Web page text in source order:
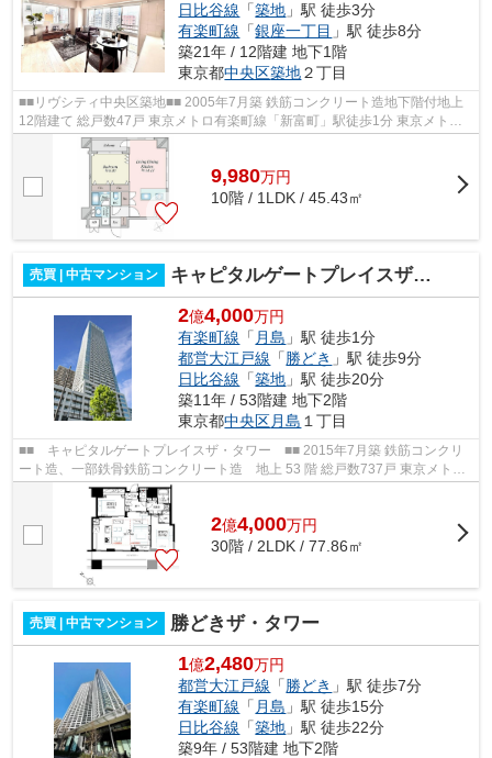
日比谷線 「築地 」駅 徒歩3分
有楽町線 「銀座一丁目 」駅 徒歩8分
築21年 / 12階建 地下1階
東京都中央区築地２丁目
■■リヴシティ中央区築地■■ 2005年7月築 鉄筋コンクリート造地下階付地上
12階建て 総戸数47戸 東京メトロ有楽町線「新富町」駅徒歩1分 東京メトロ
日比谷線「築地」駅徒歩3分 東京メト...
9,980万円
10階 / 1LDK / 45.43㎡
売買 | 中古マンション キャピタルゲートプレイスザタワー
2億4,000万円
有楽町線 「 月島 」駅 徒歩1分
都営大江戸線 「 勝どき 」駅 徒歩9分
日比谷線 「築地 」駅 徒歩20分
築11年 / 53階建 地下2階
東京都中央区月島 １丁目
■■ キャピタルゲートプレイスザ・タワー ■■ 2015年7月築 鉄筋コンクリ
ート造、一部鉄骨鉄筋コンクリート造 地上 53 階 総戸数737戸 東京メトロ
有楽町線「月島」駅徒歩1分 都営大...
2億4,000万円
30階 / 2LDK / 77.86㎡
売買 | 中古マンション 勝どきザ・タワー
1億2,480万円
都営大江戸線 「勝どき 」駅 徒歩7分
有楽町線 「 月島 」駅 徒歩15分
日比谷線 「築地 」駅 徒歩22分
築9年 / 53階建 地下2階